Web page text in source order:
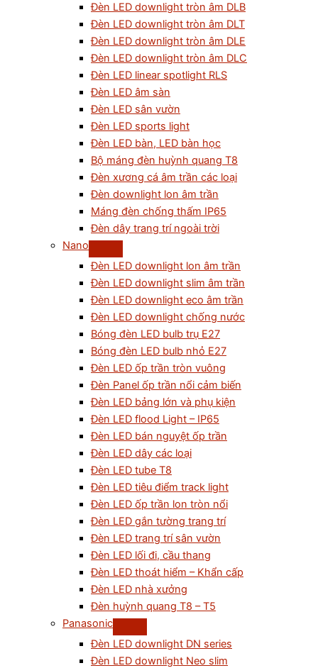
Đèn LED downlight tròn âm DLB
Đèn LED downlight tròn âm DLT
Đèn LED downlight tròn âm DLE
Đèn LED downlight tròn âm DLC
Đèn LED linear spotlight RLS
Đèn LED âm sàn
Đèn LED sân vườn
Đèn LED sports light
Đèn LED bàn, LED bàn học
Bộ máng đèn huỳnh quang T8
Đèn xương cá âm trần các loại
Đèn downlight lon âm trần
Máng đèn chống thấm IP65
Đèn dây trang trí ngoài trời
Nano
Đèn LED downlight lon âm trần
Đèn LED downlight slim âm trần
Đèn LED downlight eco âm trần
Đèn LED downlight chống nước
Bóng đèn LED bulb trụ E27
Bóng đèn LED bulb nhỏ E27
Đèn LED ốp trần tròn vuông
Đèn Panel ốp trần nổi cảm biến
Đèn LED bảng lớn và phụ kiện
Đèn LED flood Light – IP65
Đèn LED bán nguyệt ốp trần
Đèn LED dây các loại
Đèn LED tube T8
Đèn LED tiêu điểm track light
Đèn LED ốp trần lon tròn nổi
Đèn LED gắn tường trang trí
Đèn LED trang trí sân vườn
Đèn LED lối đi, cầu thang
Đèn LED thoát hiểm – Khẩn cấp
Đèn LED nhà xưởng
Đèn huỳnh quang T8 – T5
Panasonic
Đèn LED downlight DN series
Đèn LED downlight Neo slim